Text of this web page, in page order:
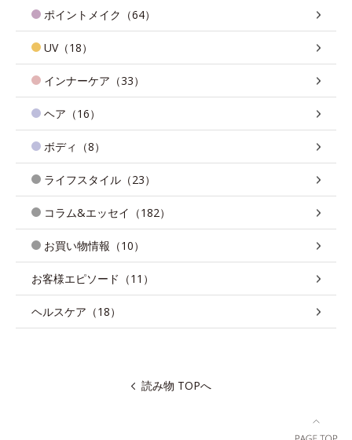
ポイントメイク（64）
UV（18）
インナーケア（33）
ヘア（16）
ボディ（8）
ライフスタイル（23）
コラム&エッセイ（182）
お買い物情報（10）
お客様エピソード（11）
ヘルスケア（18）
読み物 TOPへ